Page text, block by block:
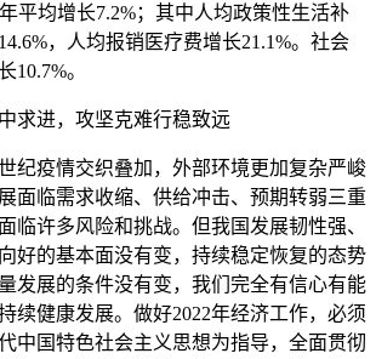
平均增长7.2%；其中人均政策性生活补
，人均报销医疗费增长21.1%。社会
10.7%。
求进，攻坚克难行稳致远
纪疫情交织叠加，外部环境更加复杂严峻
面临需求收缩、供给冲击、预期转弱三重
临许多风险和挑战。但我国发展韧性强、
好的基本面没有变，持续稳定恢复的态势
发展的条件没有变，我们完全有信心有能
续健康发展。做好2022年经济工作，必须
中国特色社会主义思想为指导，全面贯彻